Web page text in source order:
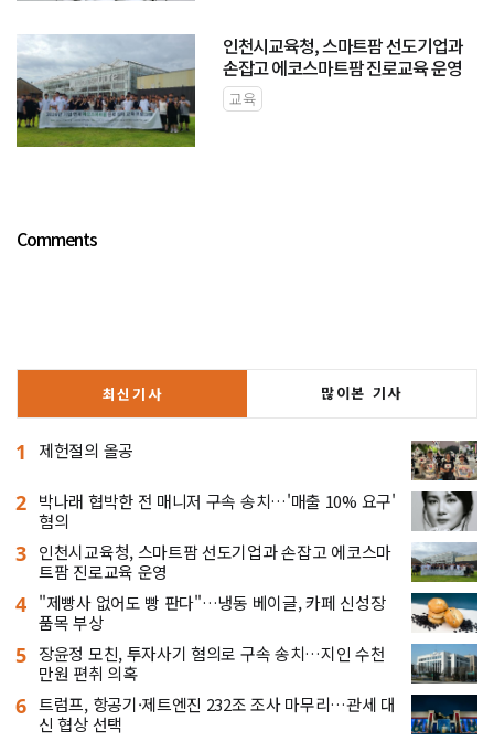
인천시교육청, 스마트팜 선도기업과
손잡고 에코스마트팜 진로교육 운영
교육
Comments
최신기사 많이본 기사
1 제헌절의 올공
2 박나래 협박한 전 매니저 구속 송치…'매출 10% 요구'
혐의
3 인천시교육청, 스마트팜 선도기업과 손잡고 에코스마
트팜 진로교육 운영
4 "제빵사 없어도 빵 판다"…냉동 베이글, 카페 신성장
품목 부상
5 장윤정 모친, 투자사기 혐의로 구속 송치…지인 수천
만원 편취 의혹
6 트럼프, 항공기·제트엔진 232조 조사 마무리…관세 대
신 협상 선택